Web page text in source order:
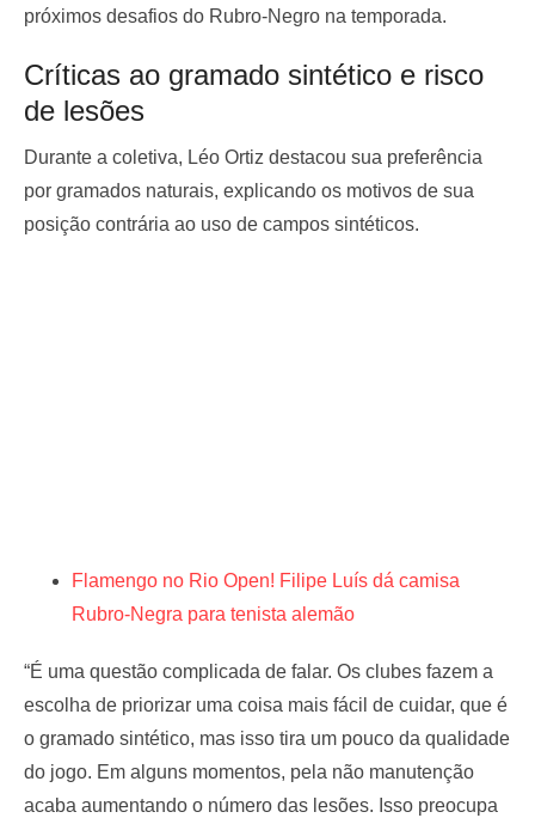
próximos desafios do Rubro-Negro na temporada.
Críticas ao gramado sintético e risco
de lesões
Durante a coletiva, Léo Ortiz destacou sua preferência
por gramados naturais, explicando os motivos de sua
posição contrária ao uso de campos sintéticos.
Flamengo no Rio Open! Filipe Luís dá camisa
Rubro-Negra para tenista alemão
“É uma questão complicada de falar. Os clubes fazem a
escolha de priorizar uma coisa mais fácil de cuidar, que é
o gramado sintético, mas isso tira um pouco da qualidade
do jogo. Em alguns momentos, pela não manutenção
acaba aumentando o número das lesões. Isso preocupa